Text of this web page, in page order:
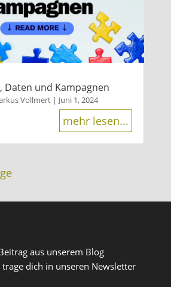
Daten und Kampagnen
Vollmert| Juni 1, 2024
mehr lesen...
aus unserem Blog
trage dich in unseren Newsletter